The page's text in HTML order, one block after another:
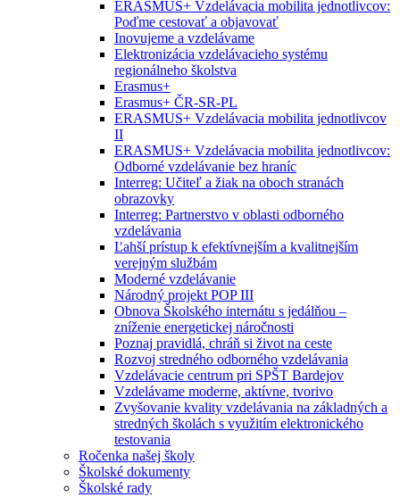
ERASMUS+ Vzdelávacia mobilita jednotlivcov:
Poďme cestovať a objavovať
Inovujeme a vzdelávame
Elektronizácia vzdelávacieho systému
regionálneho školstva
Erasmus+
Erasmus+ ČR-SR-PL
ERASMUS+ Vzdelávacia mobilita jednotlivcov
II
ERASMUS+ Vzdelávacia mobilita jednotlivcov:
Odborné vzdelávanie bez hraníc
Interreg: Učiteľ a žiak na oboch stranách
obrazovky
Interreg: Partnerstvo v oblasti odborného
vzdelávania
Ľahší prístup k efektívnejším a kvalitnejším
verejným službám
Moderné vzdelávanie
Národný projekt POP III
Obnova Školského internátu s jedálňou –
zníženie energetickej náročnosti
Poznaj pravidlá, chráň si život na ceste
Rozvoj stredného odborného vzdelávania
Vzdelávacie centrum pri SPŠT Bardejov
Vzdelávame moderne, aktívne, tvorivo
Zvyšovanie kvality vzdelávania na základných a
stredných školách s využitím elektronického
testovania
Ročenka našej školy
Školské dokumenty
Školské rady